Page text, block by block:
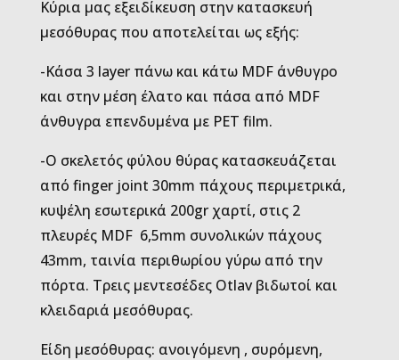
Κύρια μας εξειδίκευση στην κατασκευή
μεσόθυρας που αποτελείται ως εξής:
-Κάσα 3 layer πάνω και κάτω MDF άνθυγρο
και στην μέση έλατο και πάσα από MDF
άνθυγρα επενδυμένα με PET film.
-Ο σκελετός φύλου θύρας κατασκευάζεται
από finger joint 30mm πάχους περιμετρικά,
κυψέλη εσωτερικά 200gr χαρτί, στις 2
πλευρές MDF 6,5mm συνολικών πάχους
43mm, ταινία περιθωρίου γύρω από την
πόρτα. Τρεις μεντεσέδες Otlav βιδωτοί και
κλειδαριά μεσόθυρας.
Είδη μεσόθυρας: ανοιγόμενη , συρόμενη,